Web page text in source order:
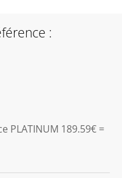
:
PLATINUM 189.59€ =